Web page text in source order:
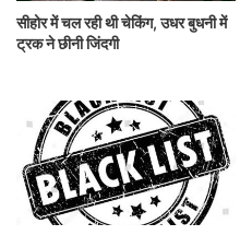
सीहोर में चल रही थी चेकिंग, उधर बुधनी में
ट्रक ने छीनी जिंदगी